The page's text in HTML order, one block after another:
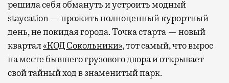
решила себя обмануть и устроить модный
staycation — прожить полноценный курортный
день, не покидая города. Точка старта — новый
квартал«КОД Сокольники», тот самый, что вырос
на месте бывшего грузового двора и открывает
свой тайный ход в знаменитый парк.